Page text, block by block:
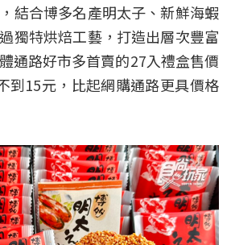
結合博多名產明太子、新鮮海蝦
獨特烘焙工藝，打造出層次豐富
通路好市多首賣的27入禮盒售價
到15元，比起網購通路更具價格